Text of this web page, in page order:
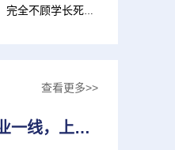
大一新生开学如同搬家，完全不顾学长死活，家里就剩承重墙了吧
查看更多>>
把课堂搬到了企业一线，上海对外经贸大学教师率队“访万企，读中国”